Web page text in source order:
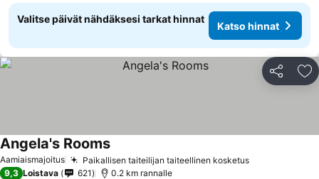
Valitse päivät nähdäksesi tarkat hinnat
Katso hinnat
Jaa
Aamiaismajoitus Paikallisen taiteilijan taiteellinen kosketusKatso hinnat
Angela's RoomsKatso hinnat
9,3 Loistava 621 0.2 km rannalle